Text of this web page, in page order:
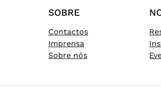
SOBRE
Contactos
Imprensa
Sobre nós